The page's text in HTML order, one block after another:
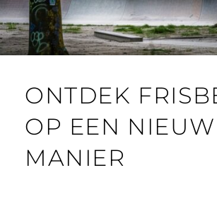
ONTDEK
OP EEN
MANIER